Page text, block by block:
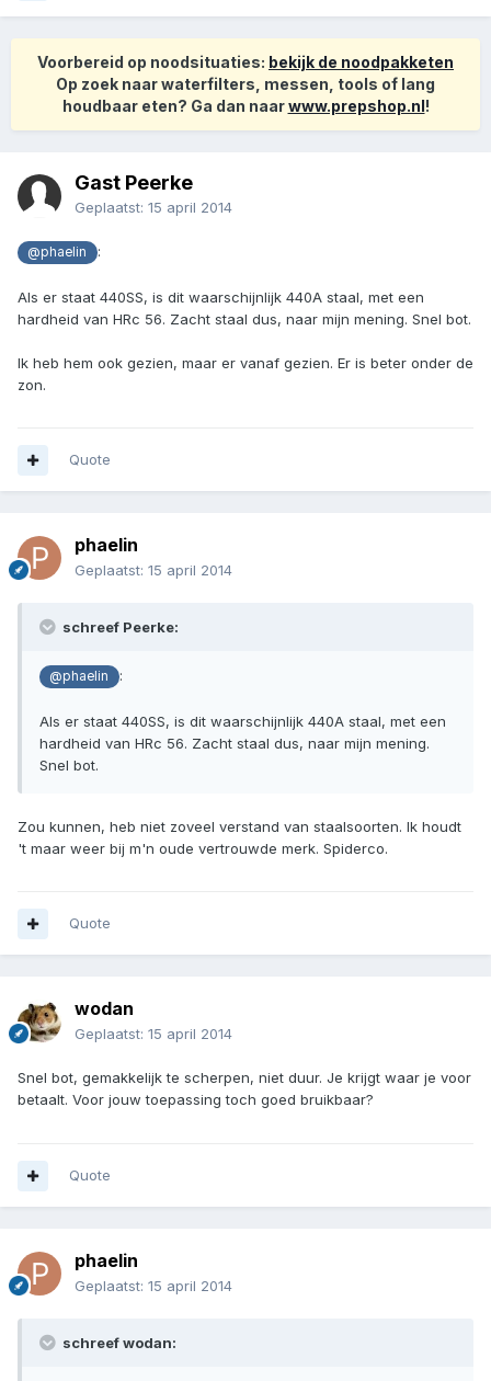
Voorbereid op noodsituaties: bekijk de noodpakketen
Op zoek naar waterfilters, messen, tools of lang
houdbaar eten? Ga dan naarwww.prepshop.nl!
Gast Peerke
Geplaatst: 15 april 2014
@phaelin :
Als er staat 440SS, is dit waarschijnlijk 440A staal, met een
hardheid van HRc 56. Zacht staal dus, naar mijn mening. Snel bot.
Ik heb hem ook gezien, maar er vanaf gezien. Er is beter onder de
zon.
Quote
phaelin
Geplaatst: 15 april 2014
schreef Peerke:
@phaelin :
Als er staat 440SS, is dit waarschijnlijk 440A staal, met een
hardheid van HRc 56. Zacht staal dus, naar mijn mening.
Snel bot.
Zou kunnen, heb niet zoveel verstand van staalsoorten. Ik houdt
't maar weer bij m'n oude vertrouwde merk. Spiderco.
Quote
wodan
Geplaatst: 15 april 2014
Snel bot, gemakkelijk te scherpen, niet duur. Je krijgt waar je voor
betaalt. Voor jouw toepassing toch goed bruikbaar?
Quote
phaelin
Geplaatst: 15 april 2014
schreef wodan: